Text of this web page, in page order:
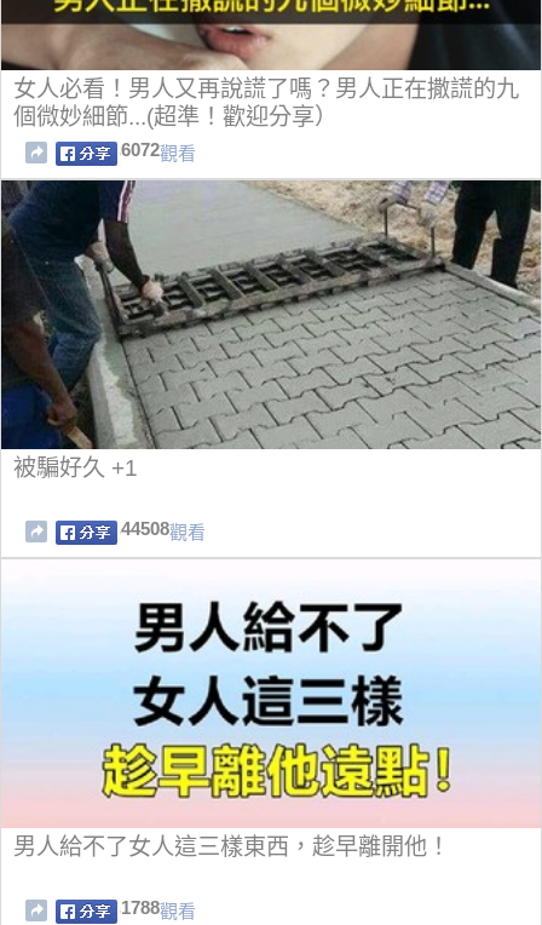
女人必看！男人又再說謊了嗎？男人正在撒謊的九
個微妙細節...(超準！歡迎分享）
6072觀看
被騙好久 +1
44508觀看
男人給不了女人這三樣東西，趁早離開他！
1788觀看